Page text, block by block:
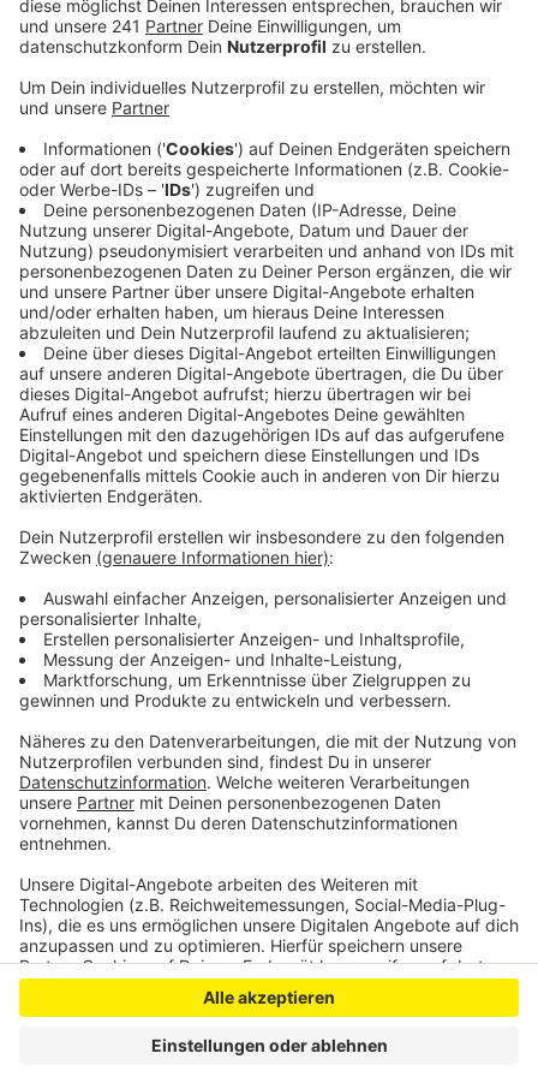
Anzeige
Veröffentlicht:Sonntag, 13.12.2020 18:36
Anzeige
Der Auswärtserfolg in Sachsen war der siebte Sieg
des VfL in Folge.
Nach einer frühen 4:0-Führung sah es nach einer
sicheren Sache aus. Aber die Gastgeber glichen zum
11:11 aus und hielten die Partie bis eine Viertelstunde
vor Schluss offen, wobei der VfL die Führung nie
abgab. In der Offensive vergab der VfL mehrere klare
Chancen.
Kapitän und Spielmacher Timm Schneider sah kurz vor
der Pause die Rote Karte, was Gummersbach aber nur
kurzzeitig verunsicherte. Beste Werfer waren Janko
Bozovic (7), Raul Santos (6) und Alexander Hermann
(5).
In der Tabelle bleibt der VfL erster mit jetzt 18:2
Punkten.
Anzeige